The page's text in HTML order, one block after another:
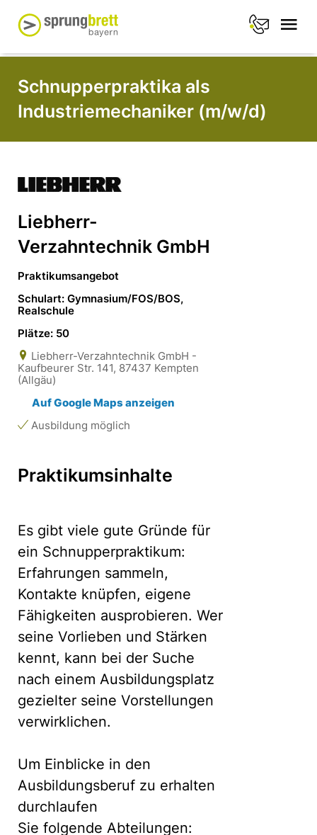
Schnupperpraktika als
Industriemechaniker (m/w/d)
Liebherr-
Verzahntechnik GmbH
Praktikumsangebot
Schulart: Gymnasium/FOS/BOS,
Realschule
Plätze: 50
Liebherr-Verzahntechnik GmbH -
Kaufbeurer Str. 141, 87437 Kempten
(Allgäu)
Auf Google Maps anzeigen
Ausbildung möglich
Praktikumsinhalte
Es gibt viele gute Gründe für
ein Schnupperpraktikum:
Erfahrungen sammeln,
Kontakte knüpfen, eigene
Fähigkeiten ausprobieren. Wer
seine Vorlieben und Stärken
kennt, kann bei der Suche
nach einem Ausbildungsplatz
gezielter seine Vorstellungen
verwirklichen.
Um Einblicke in den
Ausbildungsberuf zu erhalten
durchlaufen
Sie folgende Abteilungen: